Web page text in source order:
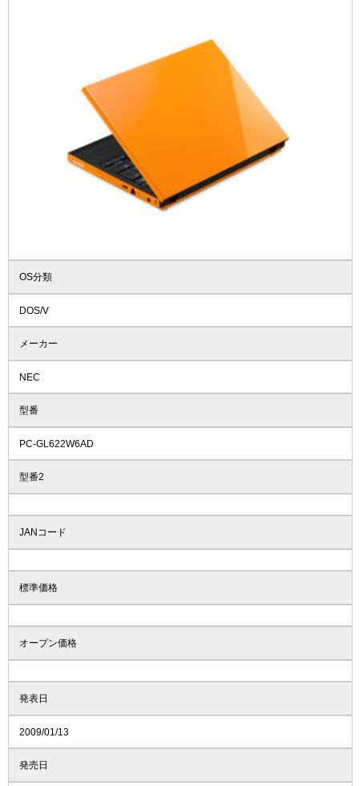
OS分類
DOS/V
メーカー
NEC
型番
PC-GL622W6AD
型番2
JANコード
標準価格
オープン価格
発表日
2009/01/13
発売日